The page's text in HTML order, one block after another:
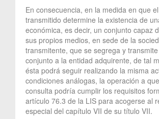
En consecuencia, en la medida en que
transmitido determine la existencia de
económica, es decir, un conjunto capaz
sus propios medios, en sede de la
transmitente, que se segrega y
conjunto a la entidad adquirente, de tal
ésta podrá seguir realizando la misma
condiciones análogas, la operación a
consulta podría cumplir los requisitos
artículo 76.3 de la LIS para acogerse al
especial del capítulo VII de su título VII.